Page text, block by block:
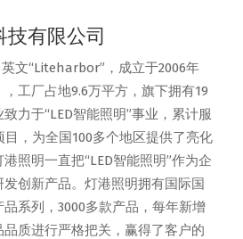
技有限公司
文“Liteharbor”，成立于2006年
，工厂占地9.6万平方，旗下拥有19
力于“LED智能照明”事业，累计服
目，为全国100多个地区提供了亮化
照明一直把“LED智能照明”作为企
创新产品。灯港照明拥有国际国
品系列，3000多款产品，每年新增
质进行严格把关，赢得了客户的